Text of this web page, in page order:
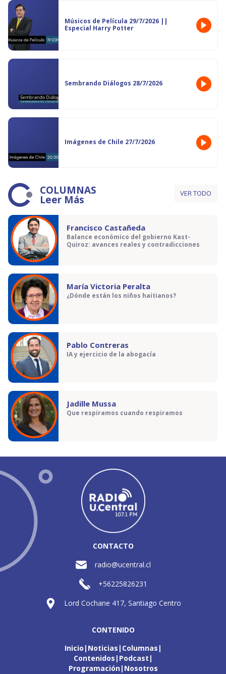
Músicos de Película 29/7/2026 ||
Especial Harry Potter
Sembrando Diálogos 28/7/2026
Imágenes de Chile 27/7/2026
COLUMNAS
Leer Más VER TODO
Francisco Castañeda
Balance económico del gobierno Kast-
Quiroz: avances reales y contradicciones
María Victoria Peralta
¿Dónde están los niños haitianos?
Pablo Contreras
IA y ejercicio de la abogacía
Jadille Mussa
Que respiramos cuando respiramos
CONTACTO
radio@ucentral.cl
+56225826231
Lord Cochane 417, Santiago Centro
CONTENIDO
Inicio Noticias Columnas
Contenidos Podcast
Programación Nosotros